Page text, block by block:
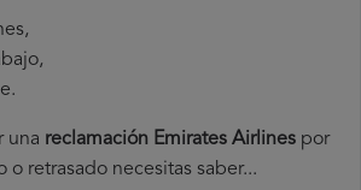
una reclamación Emirates Airlines por
o retrasado necesitas saber...